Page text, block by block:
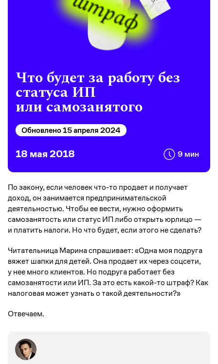
Что будет за работу без
статуса ИП
или самозанятого
Обновлено 15 апреля 2024
18 мая 2018 9 мин
По закону, если человек что-то продает и получает
доход, он занимается предпринимательской
деятельностью. Чтобы ее вести, нужно оформить
самозанятость или статус ИП либо открыть юрлицо —
и платить налоги. Но что будет, если этого не сделать?
Читательница Марина спрашивает: «Одна моя подруга
вяжет шапки для детей. Она продает их через соцсети,
у нее много клиентов. Но подруга работает без
самозанятости или ИП. За это есть какой-то штраф? Как
налоговая может узнать о такой деятельности?»
Отвечаем.